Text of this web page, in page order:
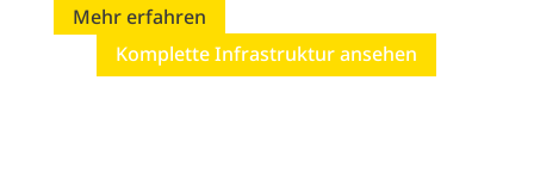
Mehr erfahren
Komplette Infrastruktur ansehen